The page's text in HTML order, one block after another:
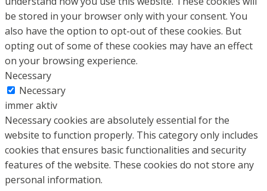
be stored in your browser only with your consent. You
also have the option to opt-out of these cookies. But
opting out of some of these cookies may have an effect
on your browsing experience.
Necessary
Necessary
immer aktiv
Necessary cookies are absolutely essential for the
website to function properly. This category only includes
cookies that ensures basic functionalities and security
features of the website. These cookies do not store any
personal information.